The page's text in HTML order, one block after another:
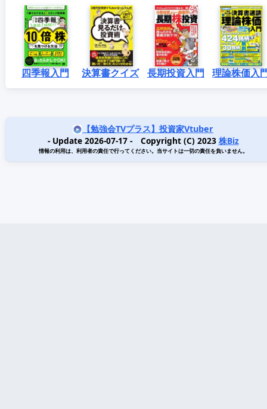
四季報入門 決算書クイズ 長期投資入門 理論株価入
【勉強会TVプラス】投資家Vtuber
- Update 2026-07-17 - Copyright (C) 2023 株Biz
情報の利用は、利用者の責任で行ってください。当サイトは一切の責任を負いません。